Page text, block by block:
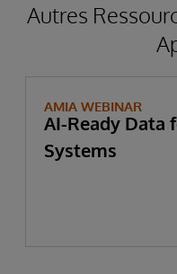
Autres
AMIA WEBINAR
AI-Ready Data
Systems